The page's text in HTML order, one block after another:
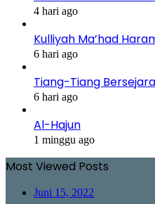
4 hari ago
Kulliyah Ma’had
6 hari ago
Tiang-Tiang
6 hari ago
Al-Hajun
1 minggu ago
Most Viewed Posts
Juni 15, 2022